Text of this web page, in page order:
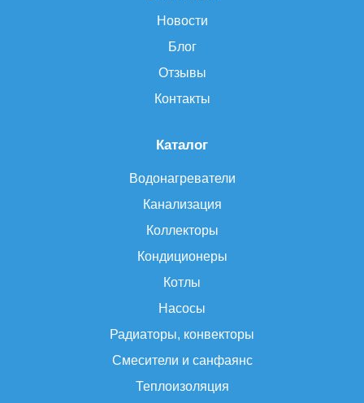
Каталог
Водонагреватели
Канализация
Коллекторы
Кондиционеры
Котлы
Насосы
Радиаторы, конвекторы
Смесители и санфаянс
Теплоизоляция
Новости
Блог
Отзывы
Контакты